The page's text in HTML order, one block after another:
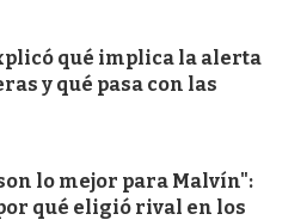
qué implica la alerta
y qué pasa con las
lo mejor para Malvín":
qué eligió rival en los